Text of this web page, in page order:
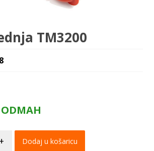
TM3200
+ Dodaj u košaricu